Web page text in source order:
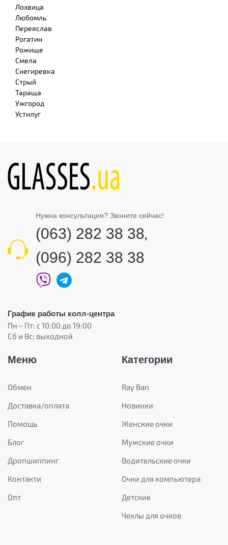
Лохвица
Любомль
Переяслав
Рогатин
Рожище
Смела
Снегиревка
Стрый
Тараща
Ужгород
Устилуг
Нужна консультация? Звоните сейчас!
(063) 282 38 38,
(096) 282 38 38
График работы колл-центра
Пн – Пт: с 10:00 до 19:00
Сб и Вс: выходной
Меню
Обмен
Доставка/оплата
Помощь
Блог
Дропшиппинг
Контакти
Опт
Категории
Ray Ban
Новинки
Женские очки
Мужские очки
Водительские очки
Очки для компьютера
Детские
Чехлы для очков